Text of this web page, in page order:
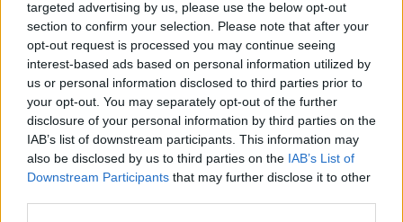
targeted advertising by us, please use the below opt-out
section to confirm your selection. Please note that after your
opt-out request is processed you may continue seeing
interest-based ads based on personal information utilized by
us or personal information disclosed to third parties prior to
your opt-out. You may separately opt-out of the further
disclosure of your personal information by third parties on the
IAB’s list of downstream participants. This information may
also be disclosed by us to third parties on the IAB’s List of
Downstream Participants that may further disclose it to other
GABRIELE & C.
S.N.C.
SOCIETA'
AGRICOLA
FLORICOLTURA
SALAMI MARIO &
C. S.N.C.
Rivarolo Mantovano
1 2